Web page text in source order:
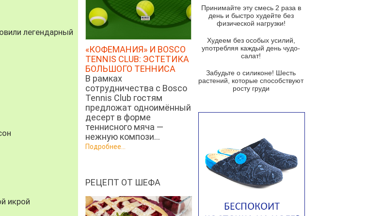
легендарный
икрой
«КОФЕМАНИЯ» И BOSCO
TENNIS CLUB: ЭСТЕТИКА
БОЛЬШОГО ТЕННИСА
В рамках
сотрудничества с Bosco
Tennis Club гостям
предложат одноимённый
десерт в форме
теннисного мяча —
нежную компози...
Подробнее...
РЕЦЕПТ ОТ ШЕФА
Грибной крем-суп с кростини с
козьим сыром
Суп мисо с зеленым луком и
тофу
из рукколы
Португальский чесночный суп с
Ирландский картофельный суп
Суп из пастернака
Пряный морковный суп во время
зимних холодов
Американский суп из красной
Принимайте эту смесь 2 раза в
день и быстро худейте без
физической нагрузки!
Худеем без особых усилий,
употребляя каждый день чудо-
салат!
Забудьте о силиконе! Шесть
растений, которые способствуют
росту груди